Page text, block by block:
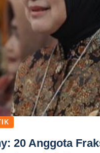
20 Anggota